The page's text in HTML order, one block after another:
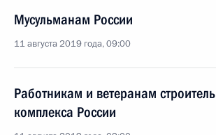
Мусульманам России
11 августа 2019 года, 09:00
Работникам и ветеранам
комплекса России